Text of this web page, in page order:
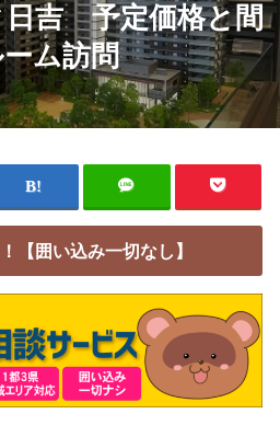
日吉 予定価格と間
ム訪問
【囲い込み一切なし】